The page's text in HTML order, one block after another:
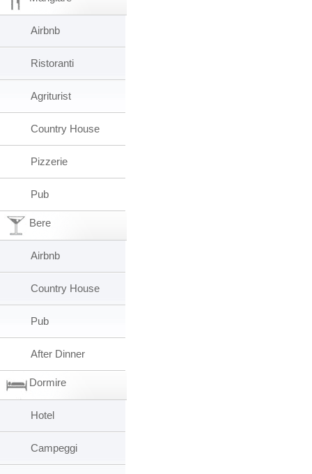
Airbnb
Ristoranti
Agriturist
Country House
Pizzerie
Pub
Bere
Airbnb
Country House
Pub
After Dinner
Dormire
Hotel
Campeggi